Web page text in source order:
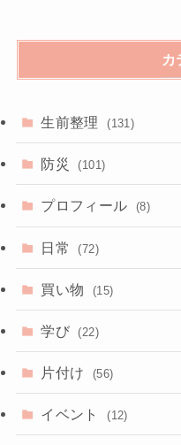
カ
生前整理 (131)
防災 (101)
プロフィール (8)
日常 (72)
買い物 (15)
学び (22)
片付け (56)
イベント (12)